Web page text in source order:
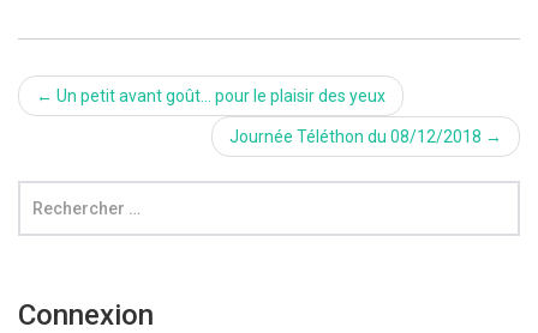
Post
navigation
← Un petit avant goût… pour le plaisir des yeux
Journée Téléthon du 08/12/2018 →
Connexion